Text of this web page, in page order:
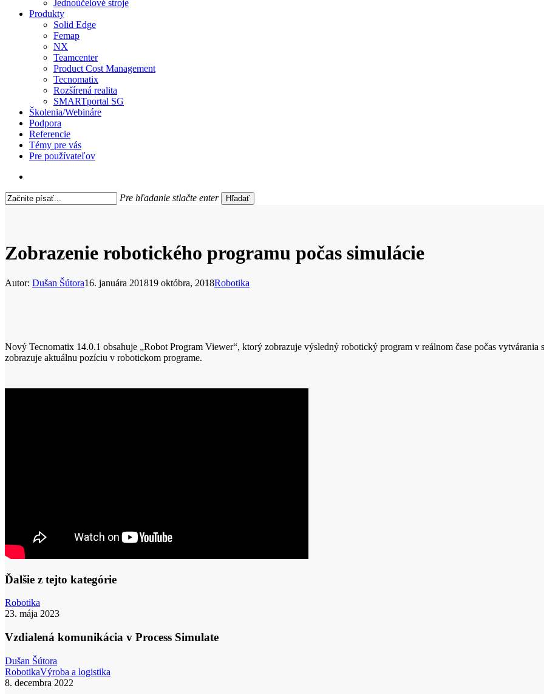
Jednoúčelové stroje
Produkty
Solid Edge
Femap
NX
Teamcenter
Product Cost Management
Tecnomatix
Rozšírená realita
SMARTportal SG
Školenia/Webináre
Podpora
Referencie
Témy pre vás
Pre používateľov
Pre hľadanie stlačte enter Hľadať
Zobrazenie robotického programu počas simulácie
Autor: Dušan Šútora16. januára 201819 októbra, 2018Robotika
Nový Tecnomatix 14.0.1 obsahuje „Robot Program Viewer“, ktorý zobrazuje výsledný robotický program v reálnom čase počas vytvárania
zobrazuje aktuálnu pozíciu v robotickom programe.
Ďalšie z tejto kategórie
Robotika
komunikácia
Process
23. mája 2023
Vzdialená komunikácia v Process Simulate
Dušan Šútora
RobotikaVýroba a logistika
8. decembra 2022